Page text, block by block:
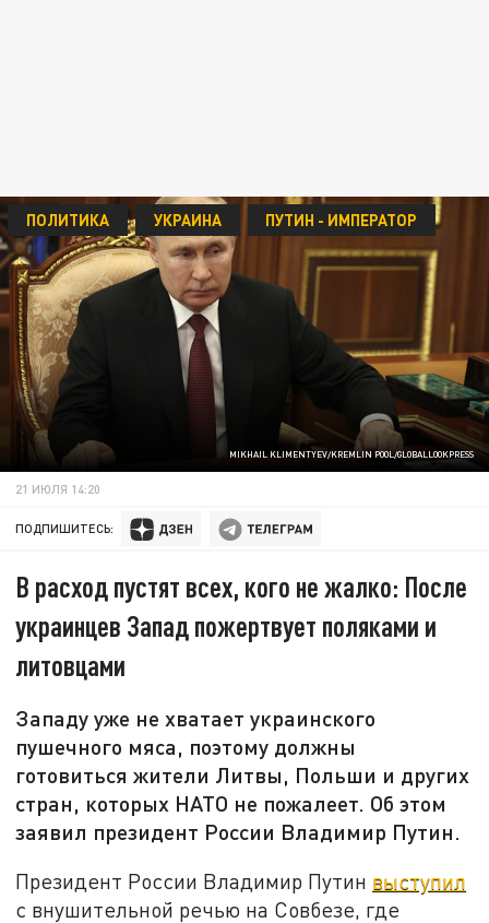
MIKHAIL KLIMENTYEV/KREMLIN POOL/GLOBALLOOKPRESS
ПОЛИТИКА УКРАИНА ПУТИН - ИМПЕРАТОР
21 ИЮЛЯ 14:20
ПОДПИШИТЕСЬ:
В расход пустят всех, кого не жалко: После
украинцев Запад пожертвует поляками и
литовцами
Западу уже не хватает украинского
пушечного мяса, поэтому должны
готовиться жители Литвы, Польши и других
стран, которых НАТО не пожалеет. Об этом
заявил президент России Владимир Путин.
Президент России Владимир Путин выступил
с внушительной речью на Совбезе, где